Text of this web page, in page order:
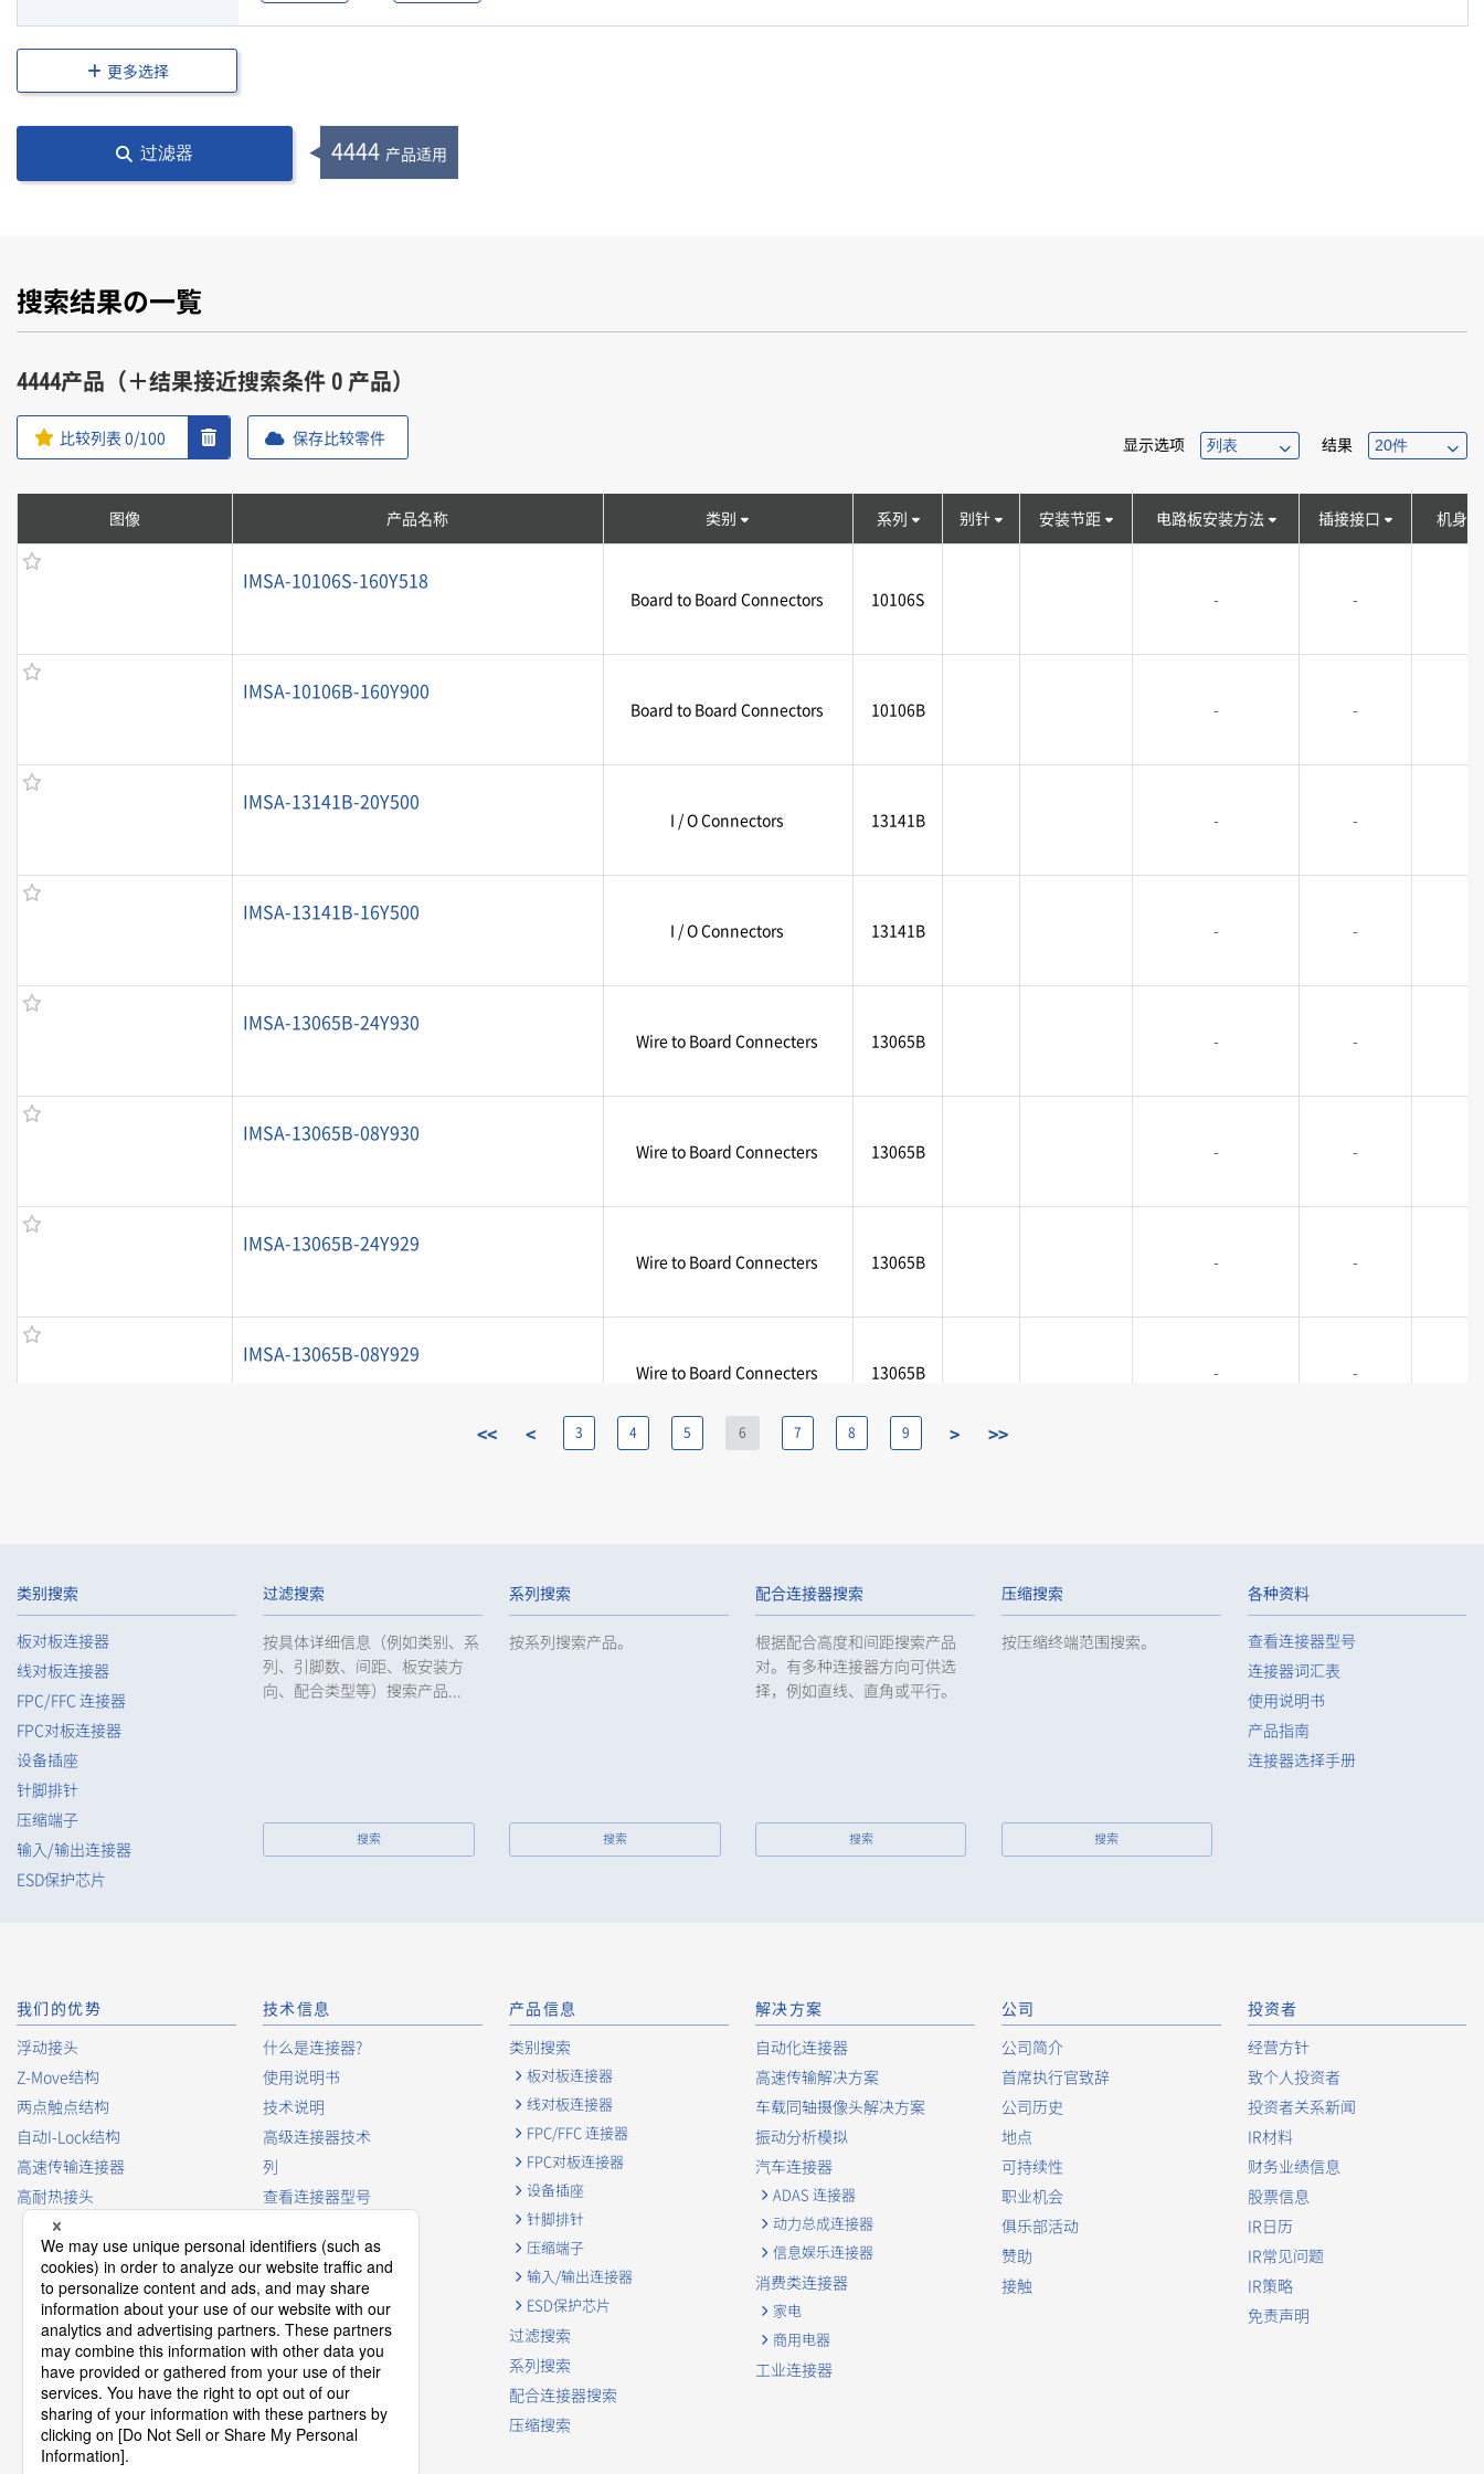
更多选择
过滤器 4444 产品适用
搜索结果の一覧
4444产品（＋结果接近搜索条件 0 产品）
比较列表 0/100 保存比较零件 显示选项 结果
图像 产品名称 类别 系列 别针 安装节距 电路板安装方法 插接接口 机身
IMSA-10106S-160Y518
Board to Board Connectors 10106S - -
IMSA-10106B-160Y900
Board to Board Connectors 10106B - -
IMSA-13141B-20Y500
I / O Connectors 13141B - -
IMSA-13141B-16Y500
I / O Connectors 13141B - -
IMSA-13065B-24Y930
Wire to Board Connecters 13065B - -
IMSA-13065B-08Y930
Wire to Board Connecters 13065B - -
IMSA-13065B-24Y929
Wire to Board Connecters 13065B - -
IMSA-13065B-08Y929
Wire to Board Connecters 13065B - -
Wire to Board Connecters
IMSA-13065B-28Y930
Wire to Board Connecters 13065B
IMSA-13065B-12Y930
Board to Board Connectors
IMSA-13065B-40Y929
Wire to Board Connecters
IMSA-13065B-32Y929
Wire to Board Connecters 13065B
IMSA-13065B-28Y929
Wire to Board Connecters
<< < 3 4 5 6 7 8 9 > >>
类别搜索
板对板连接器
线对板连接器
FPC/FFC 连接器
FPC对板连接器
设备插座
针脚排针
压缩端子
输入/输出连接器
ESD保护芯片
过滤搜索
按具体详细信息（例如类别、系
列、引脚数、间距、板安装方
向、配合类型等）搜索产品...
搜索
系列搜索
按系列搜索产品。
搜索
配合连接器搜索
根据配合高度和间距搜索产品
对。有多种连接器方向可供选
择，例如直线、直角或平行。
搜索
压缩搜索
按压缩终端范围搜索。
搜索
各种资料
查看连接器型号
连接器词汇表
使用说明书
产品指南
连接器选择手册
我们的优势
浮动接头
Z-Move结构
两点触点结构
自动I-Lock结构
高速传输连接器
高耐热接头
技术信息
什么是连接器?
使用说明书
技术说明
高级连接器技术
列
查看连接器型号
产品指南
连接器选择手册
产品信息
类别搜索
板对板连接器
线对板连接器
FPC/FFC 连接器
FPC对板连接器
设备插座
针脚排针
压缩端子
输入/输出连接器
ESD保护芯片
过滤搜索
系列搜索
配合连接器搜索
压缩搜索
解决方案
自动化连接器
高速传输解决方案
车载同轴摄像头解决方案
振动分析模拟
汽车连接器
ADAS 连接器
动力总成连接器
信息娱乐连接器
消费类连接器
家电
商用电器
工业连接器
公司
公司简介
首席执行官致辞
公司历史
地点
可持续性
职业机会
俱乐部活动
赞助
接触
投资者
经营方针
致个人投资者
投资者关系新闻
IR材料
财务业绩信息
股票信息
IR日历
IR常见问题
IR策略
免责声明